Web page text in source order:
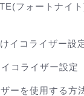
フォートナイ
イコライザー設
コライザー設定
ーを使用する方